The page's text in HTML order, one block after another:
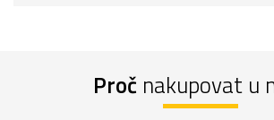
Proč nakupovat u